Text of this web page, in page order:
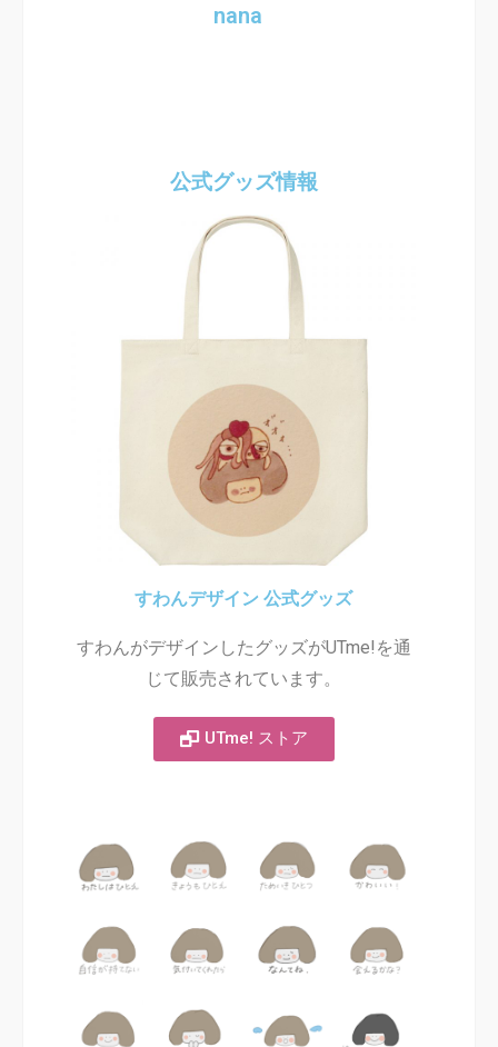
nana
公式グッズ情報
すわんデザイン 公式グッズ
すわんがデザインしたグッズがUTme!を通
じて販売されています。
UTme! ストア